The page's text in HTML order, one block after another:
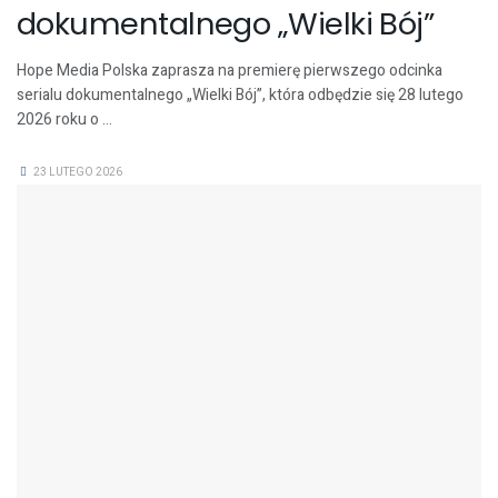
dokumentalnego „Wielki Bój”
Hope Media Polska zaprasza na premierę pierwszego odcinka
serialu dokumentalnego „Wielki Bój”, która odbędzie się 28 lutego
2026 roku o ...
23 LUTEGO 2026